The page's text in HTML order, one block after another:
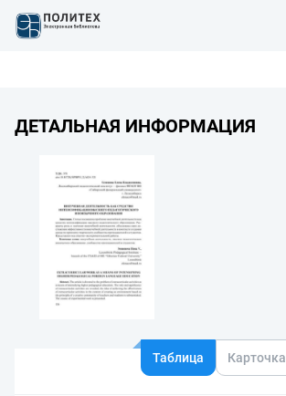
ДЕТАЛЬНАЯ ИНФОРМАЦИЯ
Таблица Карточка